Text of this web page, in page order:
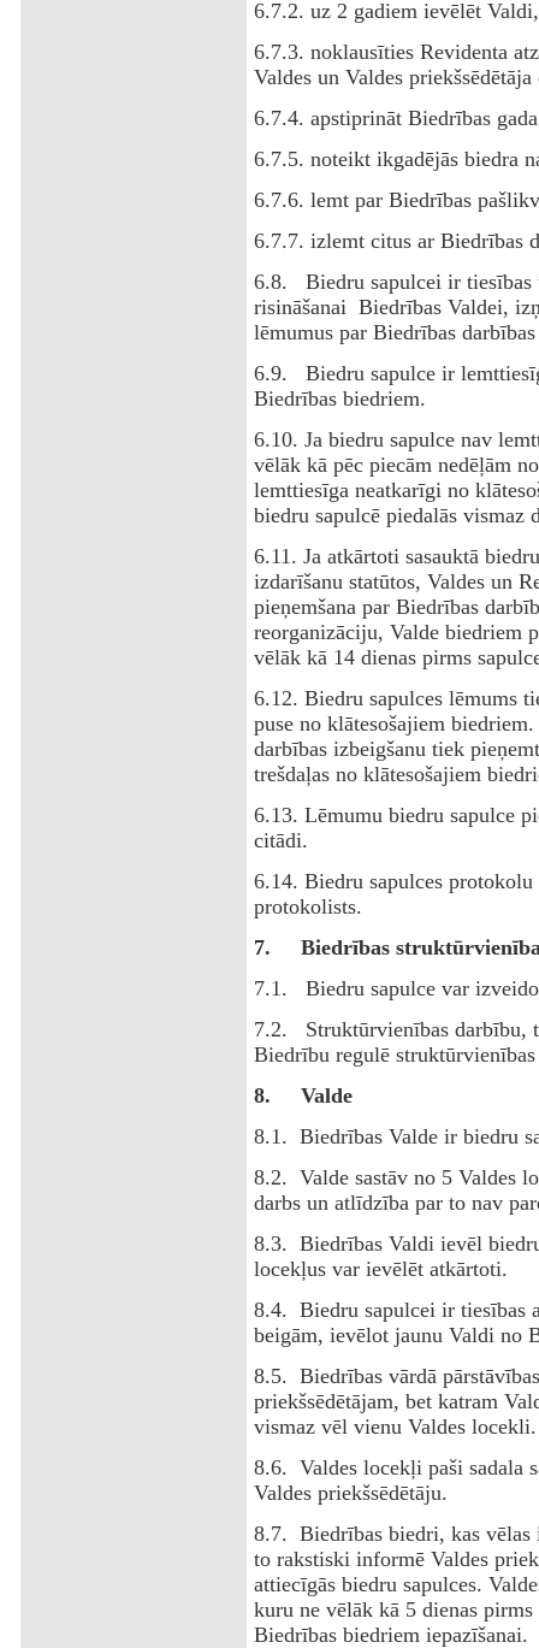
6.7.2. uz 2 gadiem ievēlēt
6.7.3. noklausīties Revidenta
Valdes un Valdes priekšsēdētāja
6.7.4. apstiprināt Biedrības
6.7.5. noteikt ikgadējās biedra
6.7.6. lemt par Biedrības
6.7.7. izlemt citus ar Biedrības
6.8. Biedru sapulcei ir tiesības
risināšanai Biedrības Valdei,
lēmumus par Biedrības
6.9. Biedru sapulce ir
Biedrības biedriem.
6.10. Ja biedru sapulce nav
vēlāk kā pēc piecām nedēļām
lemttiesīga neatkarīgi no
biedru sapulcē piedalās vismaz
6.11. Ja atkārtoti sasauktā
izdarīšanu statūtos, Valdes un
pieņemšana par Biedrības
reorganizāciju, Valde biedriem
vēlāk kā 14 dienas pirms
6.12. Biedru sapulces lēmums
puse no klātesošajiem
darbības izbeigšanu tiek
trešdaļas no klātesošajiem
6.13. Lēmumu biedru sapulce
citādi.
6.14. Biedru sapulces
protokolists.
7. Biedrības
7.1. Biedru sapulce var
7.2. Struktūrvienības darbību,
Biedrību regulē
8. Valde
8.1. Biedrības Valde ir biedru
8.2. Valde sastāv no 5 Valdes
darbs un atlīdzība par to nav
8.3. Biedrības Valdi ievēl
locekļus var ievēlēt atkārtoti.
8.4. Biedru sapulcei ir tiesības
beigām, ievēlot jaunu Valdi no
8.5. Biedrības vārdā
priekšsēdētājam, bet katram
vismaz vēl vienu Valdes locekli.
8.6. Valdes locekļi paši sadala
Valdes priekšsēdētāju.
8.7. Biedrības biedri, kas vēlas
to rakstiski informē Valdes
attiecīgās biedru sapulces.
kuru ne vēlāk kā 5 dienas
Biedrības biedriem iepazīšanai.